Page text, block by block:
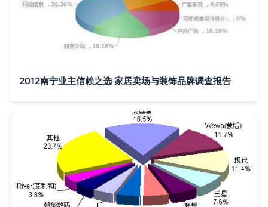
2012南宁业主信赖之选 家居卖场与装饰品牌调查报告